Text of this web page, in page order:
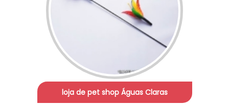
loja de pet shop Águas Claras